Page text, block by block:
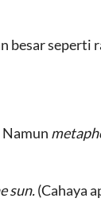
besar seperti
sun.(Cahaya